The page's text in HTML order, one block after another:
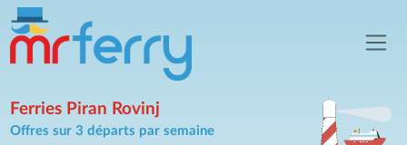
Ferries Piran Rovinj
Offres sur 3 départs par semaine